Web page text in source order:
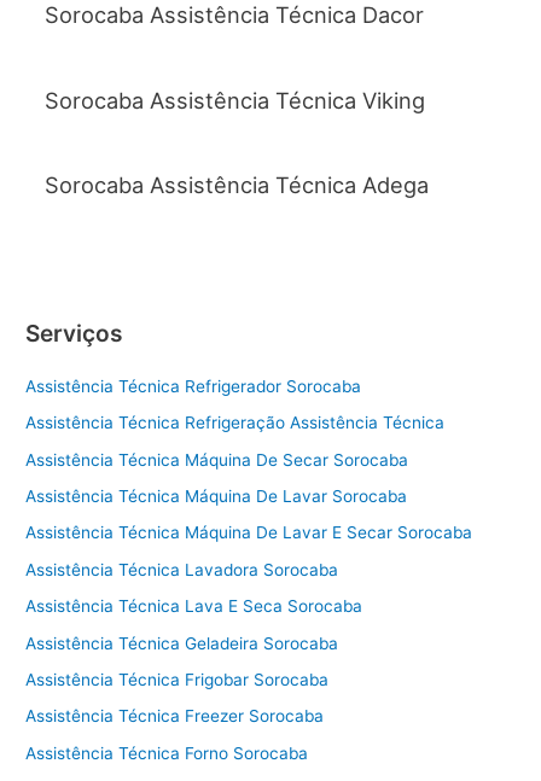
Sorocaba Assistência Técnica Dacor
Sorocaba Assistência Técnica Viking
Sorocaba Assistência Técnica Adega
Serviços
Assistência Técnica Refrigerador Sorocaba
Assistência Técnica Refrigeração Assistência Técnica
Assistência Técnica Máquina De Secar Sorocaba
Assistência Técnica Máquina De Lavar Sorocaba
Assistência Técnica Máquina De Lavar E Secar Sorocaba
Assistência Técnica Lavadora Sorocaba
Assistência Técnica Lava E Seca Sorocaba
Assistência Técnica Geladeira Sorocaba
Assistência Técnica Frigobar Sorocaba
Assistência Técnica Freezer Sorocaba
Assistência Técnica Forno Sorocaba